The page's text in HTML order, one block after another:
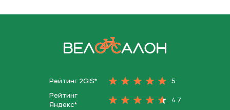
Рейтинг 2GIS*
5
Рейтинг
Яндекс*
4.7